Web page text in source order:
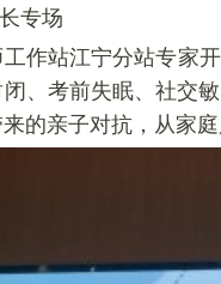
专场
作站江宁分站专家
、考前失眠、社交
的亲子对抗，从家